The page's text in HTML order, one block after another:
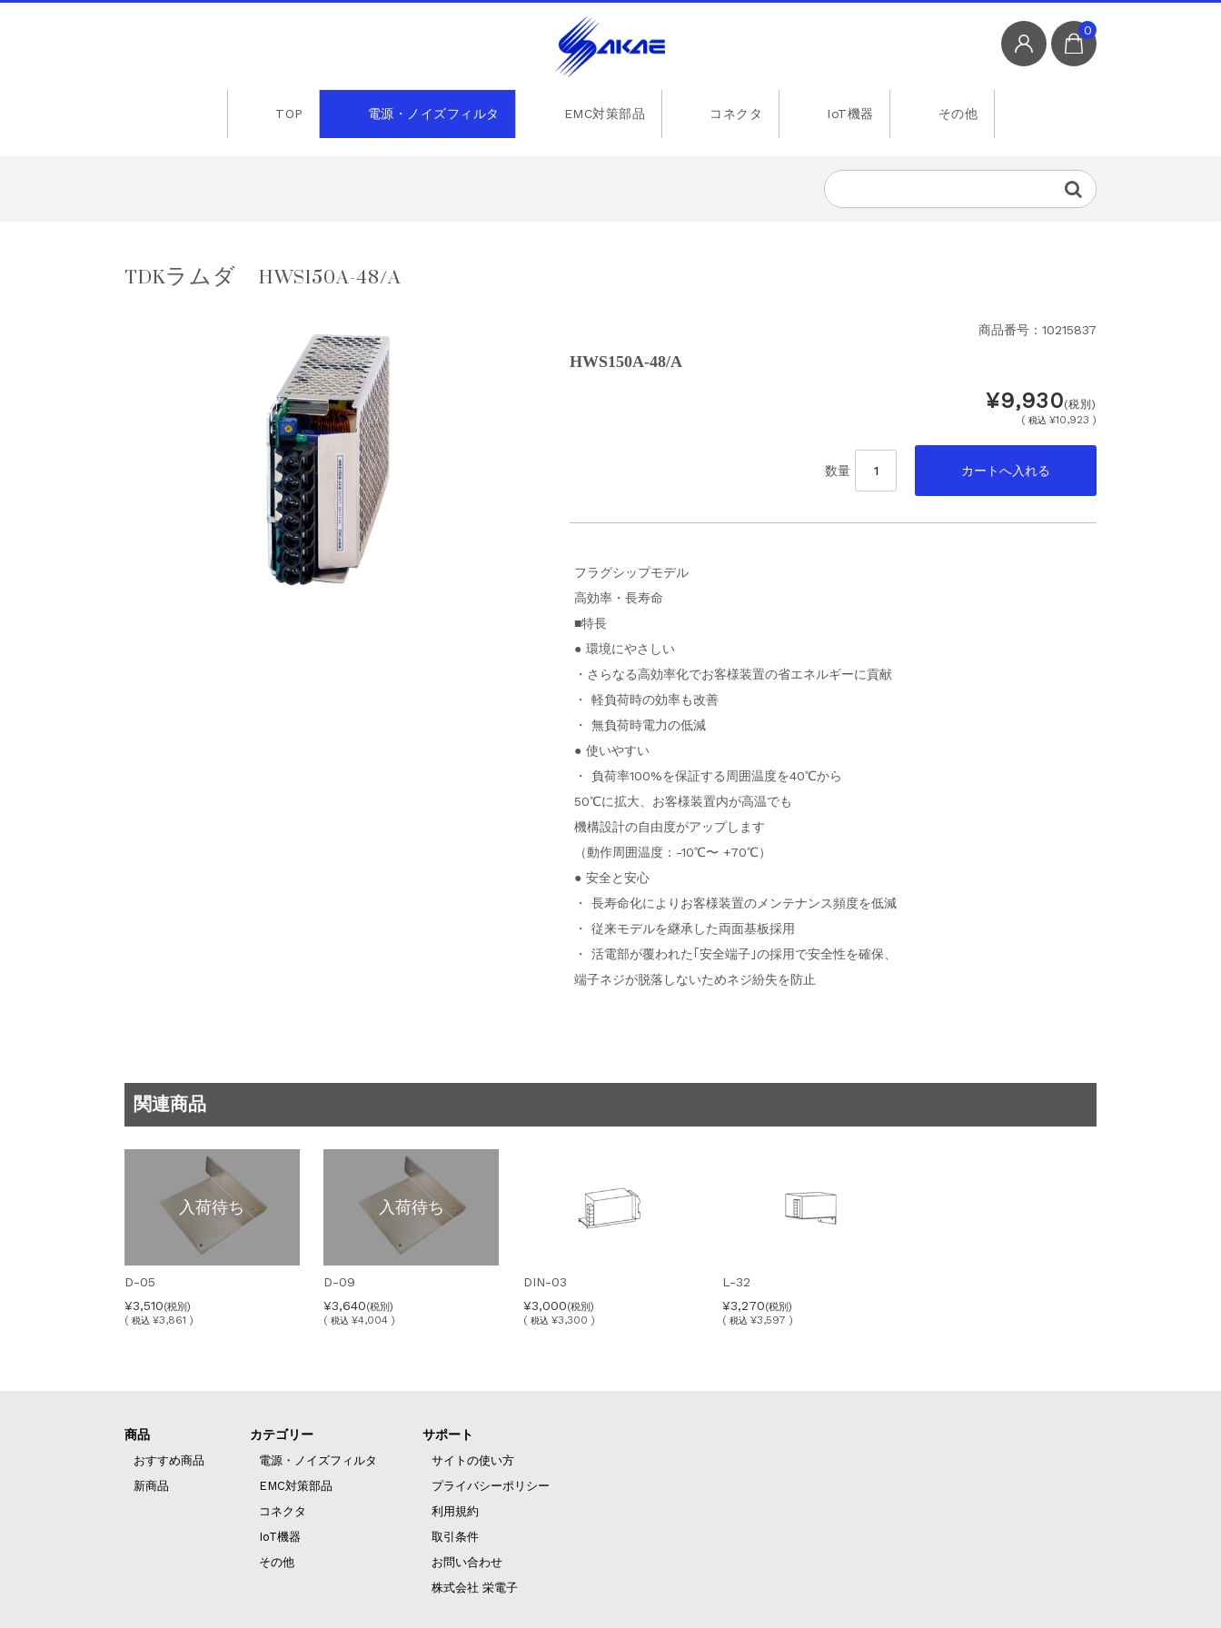
0
TOP 電源・ノイズフィルタ EMC対策部品 コネクタ IoT機器 その他
TDKラムダ HWS150A-48/A
商品番号：10215837
HWS150A-48/A
¥9,930(税別)
( 税込 ¥10,923 )
数量
フラグシップモデル
高効率・長寿命
■特長
● 環境にやさしい
・さらなる高効率化でお客様装置の省エネルギーに貢献
・ 軽負荷時の効率も改善
・ 無負荷時電力の低減
● 使いやすい
・ 負荷率100%を保証する周囲温度を40℃から
50℃に拡大、お客様装置内が高温でも
機構設計の自由度がアップします
（動作周囲温度：-10℃〜 +70℃）
● 安全と安心
・ 長寿命化によりお客様装置のメンテナンス頻度を低減
・ 従来モデルを継承した両面基板採用
・ 活電部が覆われた｢安全端子｣の採用で安全性を確保、
端子ネジが脱落しないためネジ紛失を防止
関連商品
入荷待ち
D-05
¥3,510(税別)
( 税込 ¥3,861 )
入荷待ち
D-09
¥3,640(税別)
(税込 ¥4,004 )
DIN-03
¥3,000(税別)
( 税込 ¥3,300 )
L-32
¥3,270(税別)
(税込 ¥3,597 )
商品
おすすめ商品
新商品
カテゴリー
電源・ノイズフィルタ
EMC対策部品
コネクタ
IoT機器
その他
サポート
サイトの使い方
プライバシーポリシー
利用規約
取引条件
お問い合わせ
株式会社 栄電子